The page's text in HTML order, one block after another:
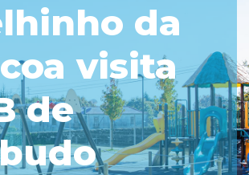
da
visita
de